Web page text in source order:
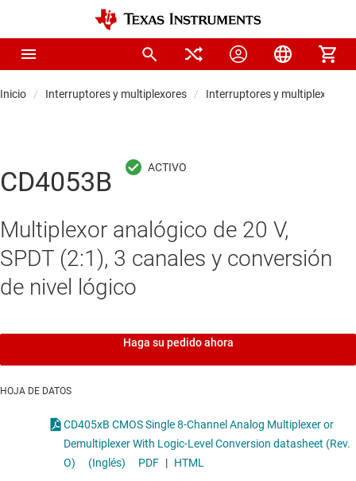
Inicio Interruptores y multiplexores Interruptores y multiplexores
CD4053B
Multiplexor analógico de 20 V,
SPDT (2:1), 3 canales y conversión
de nivel lógico
Haga su pedido ahora
HOJA DE DATOS
CD405xB CMOS Single 8-Channel Analog Multiplexer or
Demultiplexer With Logic-Level Conversion datasheet (Rev.
O)
(Inglés) PDF | HTML